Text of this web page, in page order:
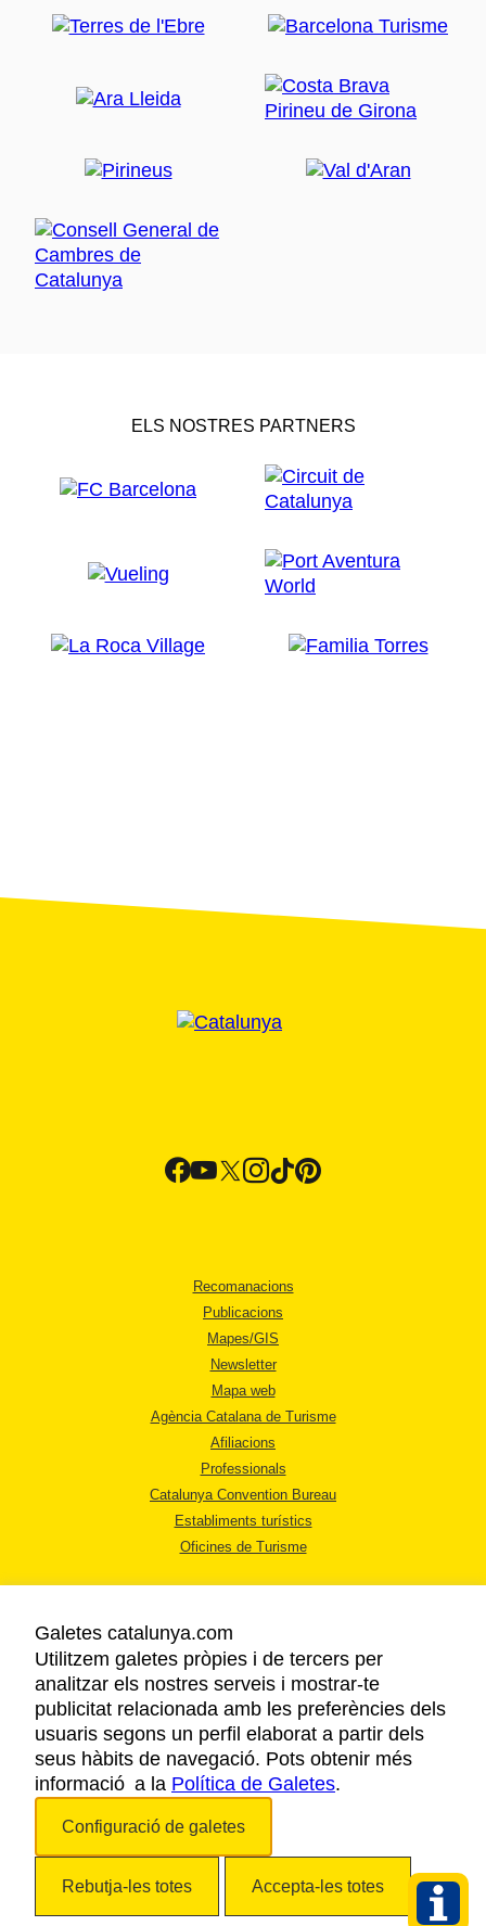
ELS NOSTRES PARTNERS
Recomanacions
Publicacions
Mapes/GIS
Newsletter
Mapa web
Agència Catalana de Turisme
Afiliacions
Professionals
Catalunya Convention Bureau
Establiments turístics
Oficines de Turisme
AVÍS LEGAL
POLÍTICA DE PRIVACITAT
COOKIES
ACCESSIBILITAT
Galetes catalunya.com
Utilitzem galetes pròpies i de tercers per
analitzar els nostres serveis i mostrar-te
publicitat relacionada amb les preferències dels
usuaris segons un perfil elaborat a partir dels
seus hàbits de navegació. Pots obtenir més
informació a la Política de Galetes.
Configuració de galetes
Rebutja-les totes Accepta-les totes